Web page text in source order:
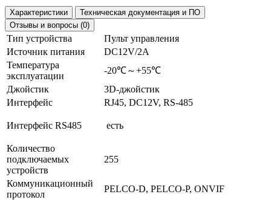
Характеристики
Техническая документация и ПО
Отзывы и вопросы (0)
Тип устройства
Пульт управления
Источник питания
DC12V/2A
Температура
эксплуатации
-20℃～+55℃
Джойстик
3D-джойстик
Интерфейс
RJ45, DC12V, RS-485
Интерфейс RS485 есть
Количество
подключаемых
устройств
255
Коммуникационный
протокол
PELCO-D, PELCO-P, ONVIF